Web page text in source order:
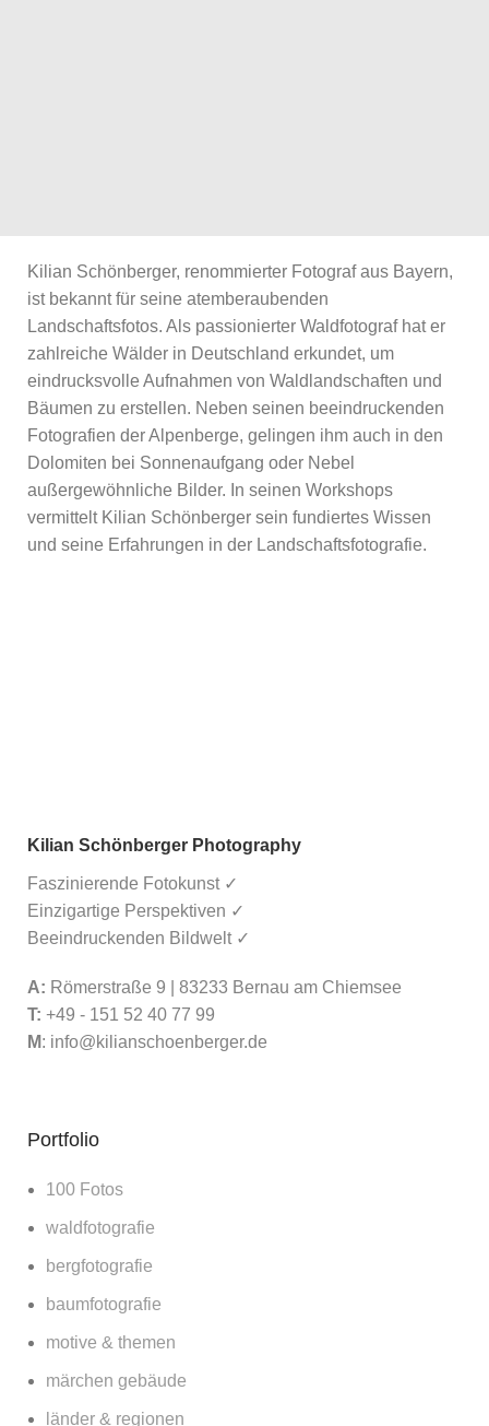
Kilian Schönberger, renommierter Fotograf aus Bayern,
ist bekannt für seine atemberaubenden
Landschaftsfotos. Als passionierter Waldfotograf hat er
zahlreiche Wälder in Deutschland erkundet, um
eindrucksvolle Aufnahmen von Waldlandschaften und
Bäumen zu erstellen. Neben seinen beeindruckenden
Fotografien der Alpenberge, gelingen ihm auch in den
Dolomiten bei Sonnenaufgang oder Nebel
außergewöhnliche Bilder. In seinen Workshops
vermittelt Kilian Schönberger sein fundiertes Wissen
und seine Erfahrungen in der Landschaftsfotografie.
Kilian Schönberger Photography
Faszinierende Fotokunst ✓
Einzigartige Perspektiven ✓
Beeindruckenden Bildwelt ✓
A: Römerstraße 9 | 83233 Bernau am Chiemsee
T: +49 - 151 52 40 77 99
M: info@kilianschoenberger.de
Portfolio
100 Fotos
waldfotografie
bergfotografie
baumfotografie
motive & themen
märchen gebäude
länder & regionen